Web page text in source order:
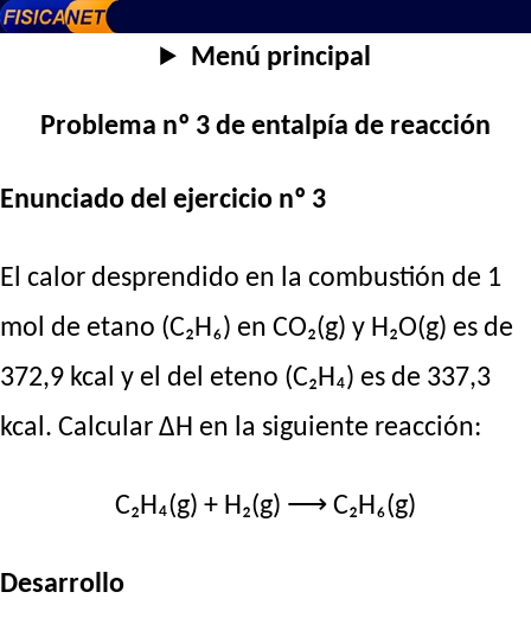
Menú principal
Problema nº 3 de entalpía de reacción
Enunciado del ejercicio nº 3
El calor desprendido en la combustión de 1
mol de etano (C₂H₆) en CO₂(g) y H₂O(g) es de
372,9 kcal y el del eteno (C₂H₄) es de 337,3
kcal. Calcular ΔH en la siguiente reacción:
C₂H₄(g) + H₂(g) ⟶ C₂H₆(g)
Desarrollo